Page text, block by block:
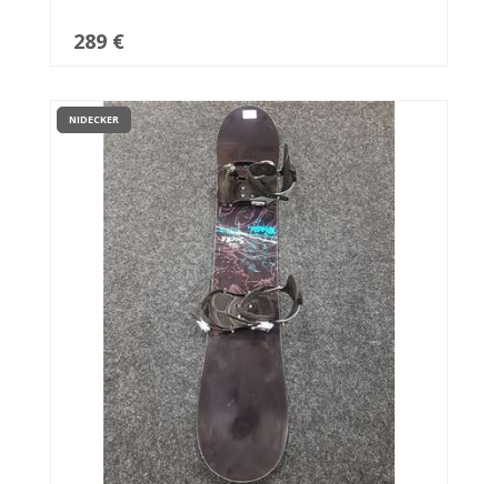
289 €
NIDECKER